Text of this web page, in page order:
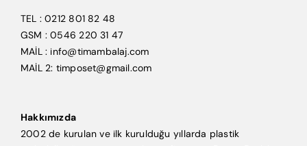
TEL : 0212 801 82 48
GSM : 0546 220 31 47
MAİL : info@timambalaj.com
MAİL 2: timposet@gmail.com
Hakkımızda
2002 de kurulan ve ilk kurulduğu yıllarda plastik